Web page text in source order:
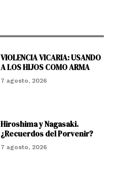
VIOLENCIA VICARIA: USANDO
A LOS HIJOS COMO ARMA
7 agosto, 2026
Hiroshima y Nagasaki.
¿Recuerdos del Porvenir?
7 agosto, 2026